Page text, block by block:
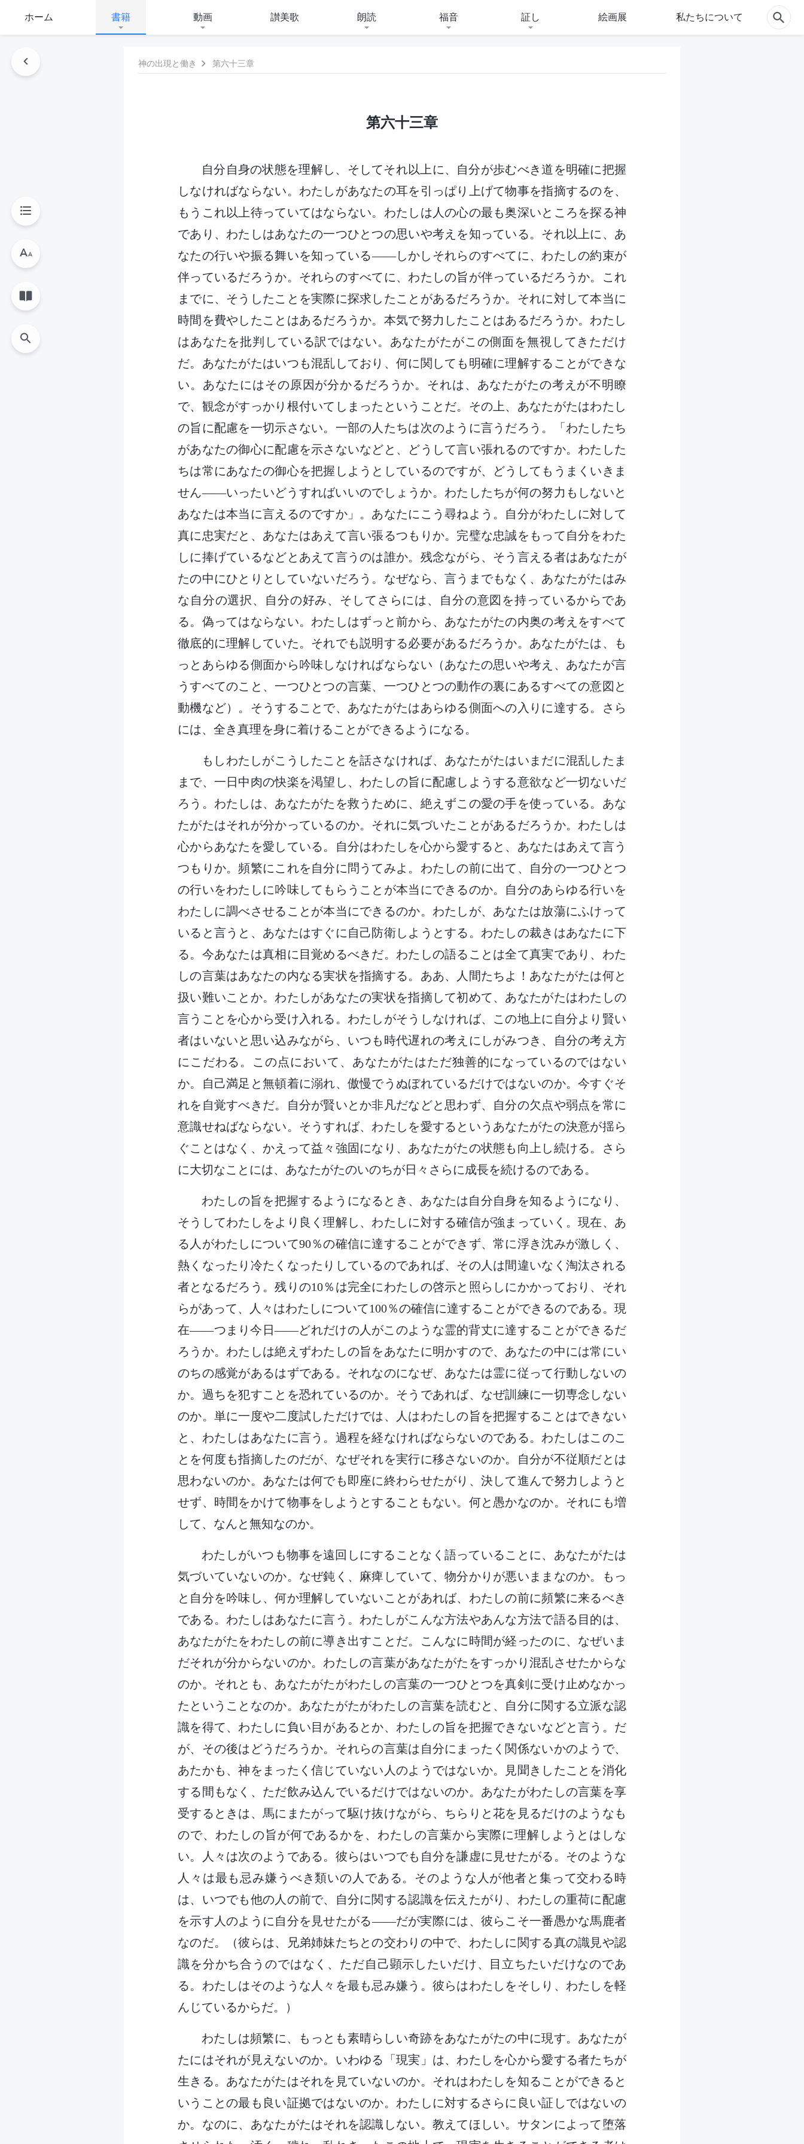
ホーム 書籍 動画 讃美歌 朗読 福音 証し 絵画展 私たちについて
神の出現と働き 第六十三章
第六十三章
自分自身の状態を理解し、そしてそれ以上に、自分が歩むべき道を明確に把握
しなければならない。わたしがあなたの耳を引っぱり上げて物事を指摘するのを、
もうこれ以上待っていてはならない。わたしは人の心の最も奥深いところを探る神
であり、わたしはあなたの一つひとつの思いや考えを知っている。それ以上に、あ
なたの行いや振る舞いを知っている――しかしそれらのすべてに、わたしの約束が
伴っているだろうか。それらのすべてに、わたしの旨が伴っているだろうか。これ
までに、そうしたことを実際に探求したことがあるだろうか。それに対して本当に
時間を費やしたことはあるだろうか。本気で努力したことはあるだろうか。わたし
はあなたを批判している訳ではない。あなたがたがこの側面を無視してきただけ
だ。あなたがたはいつも混乱しており、何に関しても明確に理解することができな
い。あなたにはその原因が分かるだろうか。それは、あなたがたの考えが不明瞭
で、観念がすっかり根付いてしまったということだ。その上、あなたがたはわたし
の旨に配慮を一切示さない。一部の人たちは次のように言うだろう。「わたしたち
があなたの御心に配慮を示さないなどと、どうして言い張れるのですか。わたした
ちは常にあなたの御心を把握しようとしているのですが、どうしてもうまくいきま
せん――いったいどうすればいいのでしょうか。わたしたちが何の努力もしないと
あなたは本当に言えるのですか」。あなたにこう尋ねよう。自分がわたしに対して
真に忠実だと、あなたはあえて言い張るつもりか。完璧な忠誠をもって自分をわた
しに捧げているなどとあえて言うのは誰か。残念ながら、そう言える者はあなたが
たの中にひとりとしていないだろう。なぜなら、言うまでもなく、あなたがたはみ
な自分の選択、自分の好み、そしてさらには、自分の意図を持っているからであ
る。偽ってはならない。わたしはずっと前から、あなたがたの内奥の考えをすべて
徹底的に理解していた。それでも説明する必要があるだろうか。あなたがたは、も
っとあらゆる側面から吟味しなければならない（あなたの思いや考え、あなたが言
うすべてのこと、一つひとつの言葉、一つひとつの動作の裏にあるすべての意図と
動機など）。そうすることで、あなたがたはあらゆる側面への入りに達する。さら
には、全き真理を身に着けることができるようになる。
もしわたしがこうしたことを話さなければ、あなたがたはいまだに混乱したま
まで、一日中肉の快楽を渇望し、わたしの旨に配慮しようする意欲など一切ないだ
ろう。わたしは、あなたがたを救うために、絶えずこの愛の手を使っている。あな
たがたはそれが分かっているのか。それに気づいたことがあるだろうか。わたしは
心からあなたを愛している。自分はわたしを心から愛すると、あなたはあえて言う
つもりか。頻繁にこれを自分に問うてみよ。わたしの前に出て、自分の一つひとつ
の行いをわたしに吟味してもらうことが本当にできるのか。自分のあらゆる行いを
わたしに調べさせることが本当にできるのか。わたしが、あなたは放蕩にふけって
いると言うと、あなたはすぐに自己防衛しようとする。わたしの裁きはあなたに下
る。今あなたは真相に目覚めるべきだ。わたしの語ることは全て真実であり、わた
しの言葉はあなたの内なる実状を指摘する。ああ、人間たちよ！あなたがたは何と
扱い難いことか。わたしがあなたの実状を指摘して初めて、あなたがたはわたしの
言うことを心から受け入れる。わたしがそうしなければ、この地上に自分より賢い
者はいないと思い込みながら、いつも時代遅れの考えにしがみつき、自分の考え方
にこだわる。この点において、あなたがたはただ独善的になっているのではない
か。自己満足と無頓着に溺れ、傲慢でうぬぼれているだけではないのか。今すぐそ
れを自覚すべきだ。自分が賢いとか非凡だなどと思わず、自分の欠点や弱点を常に
意識せねばならない。そうすれば、わたしを愛するというあなたがたの決意が揺ら
ぐことはなく、かえって益々強固になり、あなたがたの状態も向上し続ける。さら
に大切なことには、あなたがたのいのちが日々さらに成長を続けるのである。
わたしの旨を把握するようになるとき、あなたは自分自身を知るようになり、
そうしてわたしをより良く理解し、わたしに対する確信が強まっていく。現在、あ
る人がわたしについて90％の確信に達することができず、常に浮き沈みが激しく、
熱くなったり冷たくなったりしているのであれば、その人は間違いなく淘汰される
者となるだろう。残りの10％は完全にわたしの啓示と照らしにかかっており、それ
らがあって、人々はわたしについて100％の確信に達することができるのである。現
在――つまり今日――どれだけの人がこのような霊的背丈に達することができるだ
ろうか。わたしは絶えずわたしの旨をあなたに明かすので、あなたの中には常にい
のちの感覚があるはずである。それなのになぜ、あなたは霊に従って行動しないの
か。過ちを犯すことを恐れているのか。そうであれば、なぜ訓練に一切専念しない
のか。単に一度や二度試しただけでは、人はわたしの旨を把握することはできない
と、わたしはあなたに言う。過程を経なければならないのである。わたしはこのこ
とを何度も指摘したのだが、なぜそれを実行に移さないのか。自分が不従順だとは
思わないのか。あなたは何でも即座に終わらせたがり、決して進んで努力しようと
せず、時間をかけて物事をしようとすることもない。何と愚かなのか。それにも増
して、なんと無知なのか。
わたしがいつも物事を遠回しにすることなく語っていることに、あなたがたは
気づいていないのか。なぜ鈍く、麻痺していて、物分かりが悪いままなのか。もっ
と自分を吟味し、何か理解していないことがあれば、わたしの前に頻繁に来るべき
である。わたしはあなたに言う。わたしがこんな方法やあんな方法で語る目的は、
あなたがたをわたしの前に導き出すことだ。こんなに時間が経ったのに、なぜいま
だそれが分からないのか。わたしの言葉があなたがたをすっかり混乱させたからな
のか。それとも、あなたがたがわたしの言葉の一つひとつを真剣に受け止めなかっ
たということなのか。あなたがたがわたしの言葉を読むと、自分に関する立派な認
識を得て、わたしに負い目があるとか、わたしの旨を把握できないなどと言う。だ
が、その後はどうだろうか。それらの言葉は自分にまったく関係ないかのようで、
あたかも、神をまったく信じていない人のようではないか。見聞きしたことを消化
する間もなく、ただ飲み込んでいるだけではないのか。あなたがわたしの言葉を享
受するときは、馬にまたがって駆け抜けながら、ちらりと花を見るだけのようなも
ので、わたしの旨が何であるかを、わたしの言葉から実際に理解しようとはしな
い。人々は次のようである。彼らはいつでも自分を謙虚に見せたがる。そのような
人々は最も忌み嫌うべき類いの人である。そのような人が他者と集って交わる時
は、いつでも他の人の前で、自分に関する認識を伝えたがり、わたしの重荷に配慮
を示す人のように自分を見せたがる――だが実際には、彼らこそ一番愚かな馬鹿者
なのだ。（彼らは、兄弟姉妹たちとの交わりの中で、わたしに関する真の識見や認
識を分かち合うのではなく、ただ自己顕示したいだけ、目立ちたいだけなのであ
る。わたしはそのような人々を最も忌み嫌う。彼らはわたしをそしり、わたしを軽
んじているからだ。）
わたしは頻繁に、もっとも素晴らしい奇跡をあなたがたの中に現す。あなたが
たにはそれが見えないのか。いわゆる「現実」は、わたしを心から愛する者たちが
生きる。あなたがたはそれを見ていないのか。それはわたしを知ることができると
いうことの最も良い証拠ではないのか。わたしに対するさらに良い証しではないの
か。なのに、あなたがたはそれを認識しない。教えてほしい。サタンによって堕落